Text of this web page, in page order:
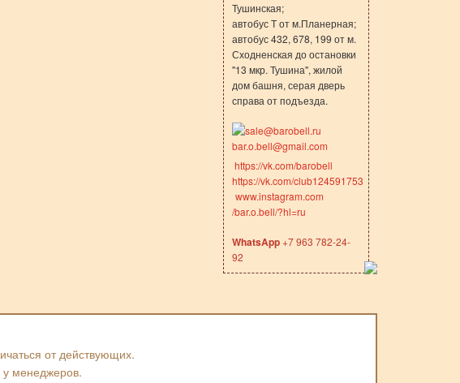
Тушинская;
автобус Т от м.Планерная;
автобус 432, 678, 199 от м.
Сходненская до остановки
"13 мкр. Тушина", жилой
дом башня, серая дверь
справа от подъезда.
sale@barobell.ru
bar.o.bell@gmail.com
https://vk.com/barobell
https://vk.com/club124591753
www.instagram.com
/bar.o.bell/?hl=ru
WhatsApp+7 963 782-24-
92
от действующих.
у менеджеров.